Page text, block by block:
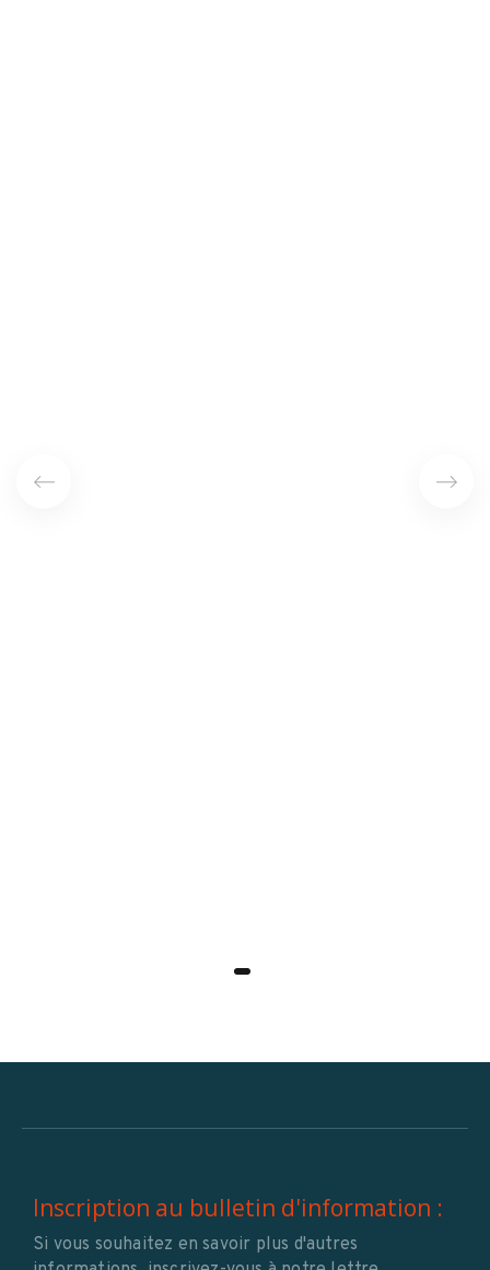
Inscription au bulletin d'information :
Si vous souhaitez en savoir plus d'autres